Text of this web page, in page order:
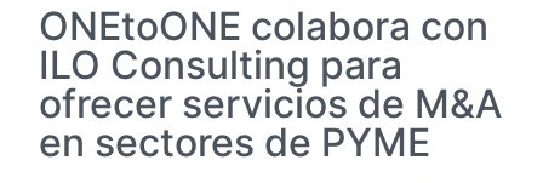
ONEtoONE colabora con
ILO Consulting para
ofrecer servicios de M&A
en sectores de PYME